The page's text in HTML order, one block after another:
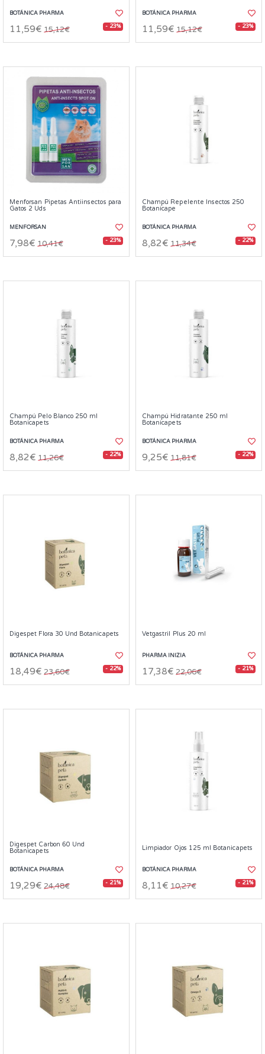
BOTÁNICA PHARMA
11,59€ 15,12€ - 23%
BOTÁNICA PHARMA
11,59€ 15,12€ - 23%
Menforsan Pipetas Antiinsectos para
Gatos 2 Uds
MENFORSAN
7,98€ 10,41€ - 23%
Champú Repelente Insectos 250
Botanicape
BOTÁNICA PHARMA
8,82€ 11,34€ - 22%
Champú Pelo Blanco 250 ml
Botanicapets
BOTÁNICA PHARMA
8,82€ 11,26€ - 22%
Champú Hidratante 250 ml
Botanicapets
BOTÁNICA PHARMA
9,25€ 11,81€ - 22%
Digespet Flora 30 Und Botanicapets
BOTÁNICA PHARMA
18,49€ 23,60€ - 22%
Vetgastril Plus 20 ml
PHARMA INIZIA
17,38€ 22,06€ - 21%
Digespet Carbon 60 Und
Botanicapets
BOTÁNICA PHARMA
19,29€ 24,48€ - 21%
Limpiador Ojos 125 ml Botanicapets
BOTÁNICA PHARMA
8,11€ 10,27€ - 21%